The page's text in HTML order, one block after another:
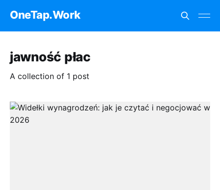
OneTap.Work
jawność płac
A collection of 1 post